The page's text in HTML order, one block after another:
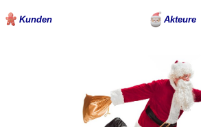
Kunden Akteure